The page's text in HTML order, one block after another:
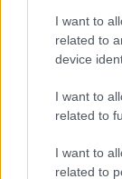
I want to
related to
device
I want to
related to
I want to
related to